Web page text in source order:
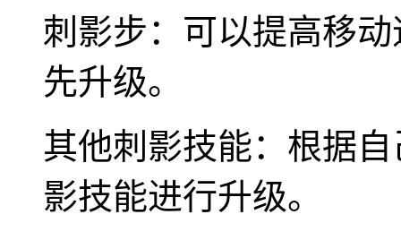
刺影步：可以提高移
先升级。
其他刺影技能：根据
影技能进行升级。